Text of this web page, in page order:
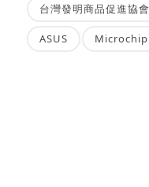
台灣發明商品促進協會
ASUS Microchip